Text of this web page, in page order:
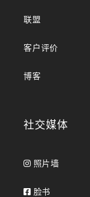
联盟
客户评价
博客
社交媒体
照片墙
脸书